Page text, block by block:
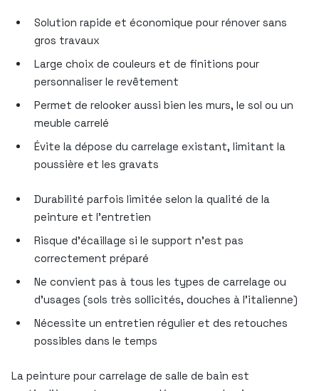
Solution rapide et économique pour rénover sans
gros travaux
Large choix de couleurs et de finitions pour
personnaliser le revêtement
Permet de relooker aussi bien les murs, le sol ou un
meuble carrelé
Évite la dépose du carrelage existant, limitant la
poussière et les gravats
Durabilité parfois limitée selon la qualité de la
peinture et l’entretien
Risque d’écaillage si le support n’est pas
correctement préparé
Ne convient pas à tous les types de carrelage ou
d’usages (sols très sollicités, douches à l’italienne)
Nécessite un entretien régulier et des retouches
possibles dans le temps
La peinture pour carrelage de salle de bain est